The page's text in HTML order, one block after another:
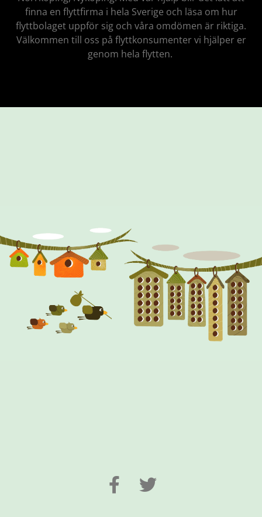
finna en flyttfirma i hela Sverige och läsa om hur
flyttbolaget uppför sig och våra omdömen är riktiga.
Välkommen till oss på flyttkonsumenter vi hjälper er
genom hela flytten.